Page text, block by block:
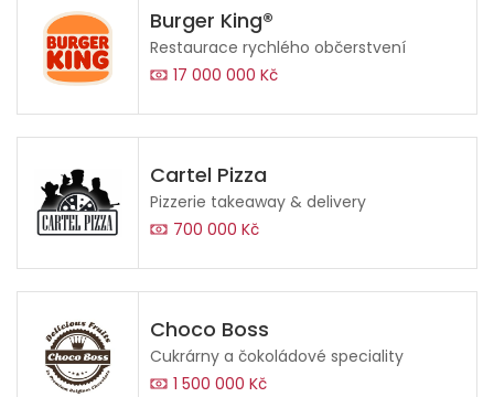
Burger King®
Restaurace rychlého občerstvení
17 000 000 Kč
Cartel Pizza
Pizzerie takeaway & delivery
700 000 Kč
Choco Boss
Cukrárny a čokoládové speciality
1 500 000 Kč